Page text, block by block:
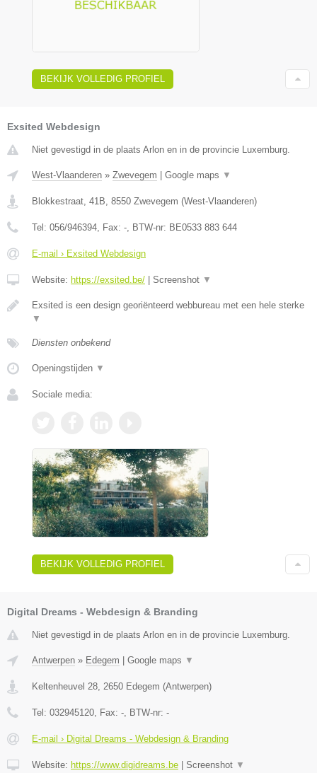
BEKIJK VOLLEDIG PROFIEL
Exsited Webdesign
Niet gevestigd in de plaats Arlon en in de provincie Luxemburg.
West-Vlaanderen » Zwevegem Google maps ▼
Blokkestraat, 41B, 8550 Zwevegem (West-Vlaanderen)
Tel: 056/946394, Fax: -, BTW-nr: BE0533 883 644
E-mail › Exsited Webdesign
Website: https://exsited.be/ Screenshot ▼
Exsited is een design georiënteerd webbureau met een hele sterke
▼
Diensten onbekend
Openingstijden ▼
Sociale media:
BEKIJK VOLLEDIG PROFIEL
Digital Dreams - Webdesign & Branding
Niet gevestigd in de plaats Arlon en in de provincie Luxemburg.
Antwerpen » Edegem Google maps ▼
Keltenheuvel 28, 2650 Edegem (Antwerpen)
Tel: 032945120, Fax: -, BTW-nr: -
E-mail › Digital Dreams - Webdesign & Branding
Website: https://www.digidreams.be Screenshot ▼